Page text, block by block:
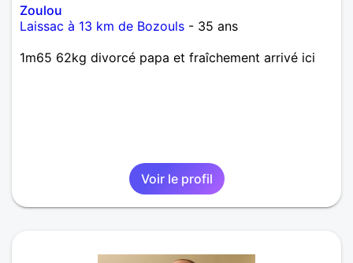
Zoulou
Laissac à 13 km de Bozouls - 35 ans
1m65 62kg divorcé papa et fraîchement arrivé ici
Voir le profil